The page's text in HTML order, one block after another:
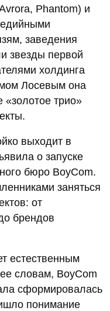
Phantom) и
заведения
звезды первой
холдинга
Лосевым она
трио»
выходит в
о запуске
бюро BoyCom.
заняться
от
брендов
естественным
словам, BoyCom
сформировалась
понимание